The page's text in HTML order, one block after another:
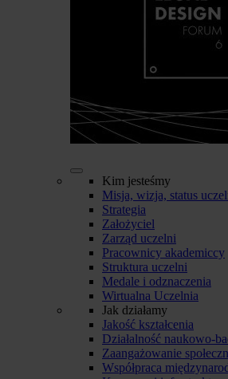
Kim jesteśmy
Misja, wizja, status
Strategia
Założyciel
Zarząd uczelni
Pracownicy akademiccy
Struktura uczelni
Medale i odznaczenia
Wirtualna Uczelnia
Jak działamy
Jakość kształcenia
Działalność naukowo-
Zaangażowanie
Współpraca